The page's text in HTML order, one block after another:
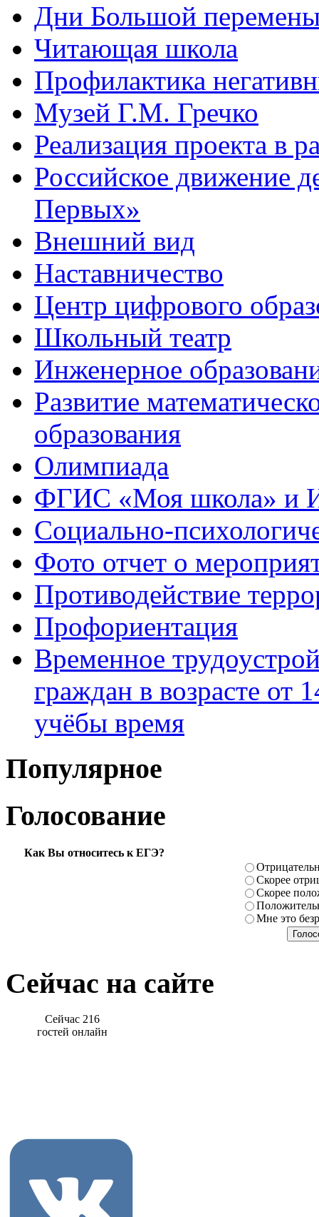
Дни Большой
Читающая школа
Профилактика
Музей Г.М. Гречко
Реализация проекта в
Российское движение
Первых»
Внешний вид
Наставничество
Центр цифрового
Школьный театр
Инженерное
Развитие
образования
Олимпиада
ФГИС «Моя школа» и
Социально-
Фото отчет о
Противодействие
Профориентация
Временное
граждан в возрасте от
учёбы время
Популярное
Голосование
Как Вы относитесь к ЕГЭ?
Скорее
Скорее
Мне это
Сейчас на сайте
Сейчас 216
гостей онлайн